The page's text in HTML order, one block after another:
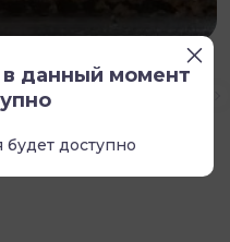
данный момент
доступно